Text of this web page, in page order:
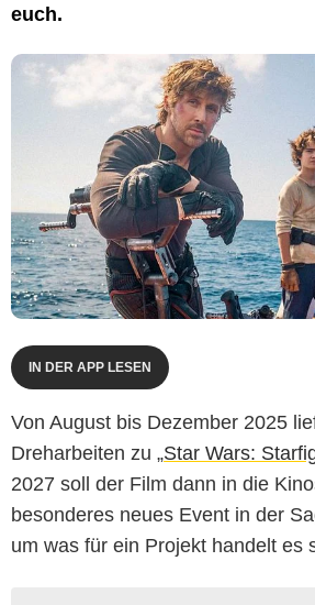
euch.
IN DER APP LESEN
Von August bis Dezember 2025
Dreharbeiten zu „Star Wars:
2027 soll der Film dann in die
besonderes neues Event in der
um was für ein Projekt handelt es